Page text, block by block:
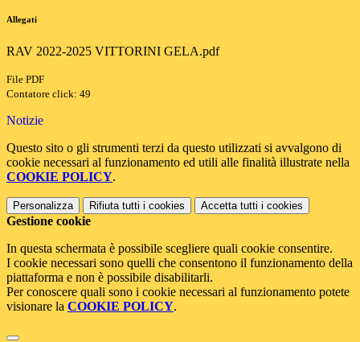
Allegati
RAV 2022-2025 VITTORINI GELA.pdf
File PDF
Contatore click: 49
Notizie
Questo sito o gli strumenti terzi da questo utilizzati si avvalgono di
cookie necessari al funzionamento ed utili alle finalità illustrate nella
COOKIE POLICY.
Personalizza Rifiuta tutti i cookies Accetta tutti i cookies
Gestione cookie
In questa schermata è possibile scegliere quali cookie consentire.
I cookie necessari sono quelli che consentono il funzionamento della
piattaforma e non è possibile disabilitarli.
Per conoscere quali sono i cookie necessari al funzionamento potete
visionare la COOKIE POLICY.